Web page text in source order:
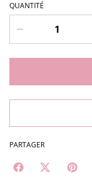
QUANTITÉ
PARTAGER